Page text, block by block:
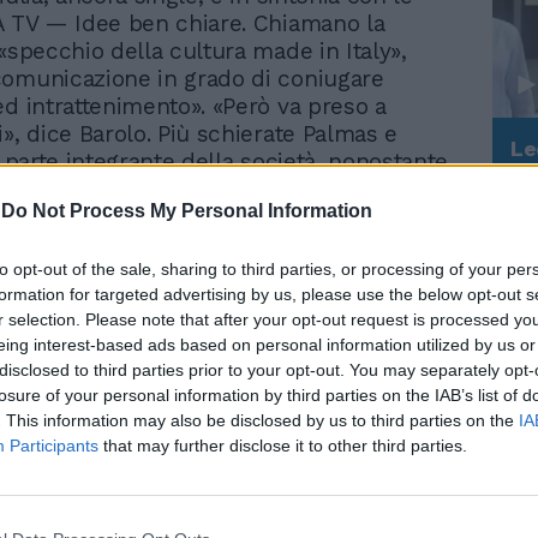
Do Not Process My Personal Information
opt-out of the sale, sharing to third parties, or processing of your
for targeted advertising by us, please use the below opt-out
selection. Please note that after your opt-out request is processed
interest-based ads based on personal information utilized by us
to third parties prior to your opt-out. You may separately
of your personal information by third parties on the IAB’s list of
This information may also be disclosed by us to third parties on the
Participants that may further disclose it to other third parties.
TV — Idee ben chiare. Chiamano la
della cultura made in Italy»,
in grado di coniugare
intrattenimento». «Però va preso a
dice Barolo. Più schierate Palmas e
parte integrante della società, nonostante
più avanti: «La Tv può essere un'arma
Convergenza di simpatie anche
preferita: Zelig, per tutte e tre.
sogna addirittura di diventare la
del futuro. Al programma di Italia1
affianca le Iene e, naturalmente
la «supplente» Giulia ammette di non
opera ma di essere pronta a recitare in
ideale, perché fresca,
Trump, Meloni e la strategia